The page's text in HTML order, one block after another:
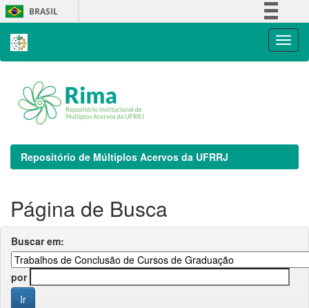
Skip
navigation
BRASIL
Repositório de Múltiplos Acervos da UFRRJ
Página de Busca
Buscar em:
por